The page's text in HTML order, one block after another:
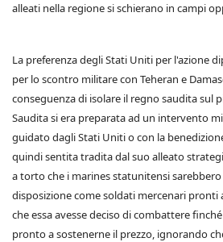
alleati nella regione si schierano in campi
La preferenza degli Stati Uniti per l'azione
per lo scontro militare con Teheran e
conseguenza di isolare il regno saudita sul
Saudita si era preparata ad un intervento
guidato dagli Stati Uniti o con la
quindi sentita tradita dal suo alleato
a torto che i marines statunitensi
disposizione come soldati mercenari pronti
che essa avesse deciso di combattere
pronto a sostenerne il prezzo, ignorando